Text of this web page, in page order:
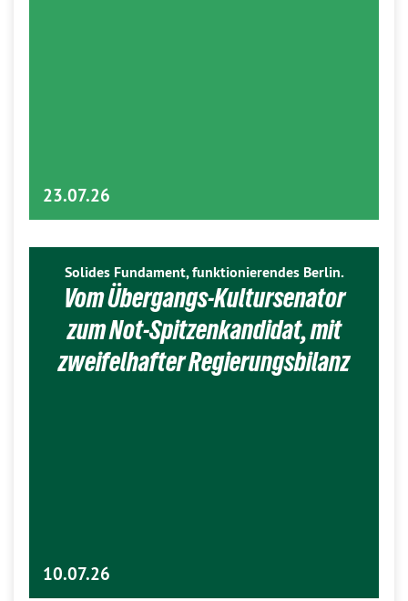
23.07.26
Solides Fundament, funktionierendes Berlin.
Vom Übergangs-Kultursenator
zum Not-Spitzenkandidat, mit
zweifelhafter Regierungsbilanz
10.07.26